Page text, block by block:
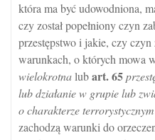
która ma być udowodniona,
czy został popełniony czyn
przestępstwo i jakie, czy czyn
warunkach, o których mowa
wielokrotnalubart.65
lub działanie w grupie lub
o charakterze terrorystycznym
zachodzą warunki do